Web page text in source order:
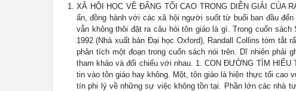
XÃ HỘI HỌC VỀ ĐẤNG TỐI CAO TRONG DIỄN GIẢI CỦA
ẩn, đồng hành với các xã hội người suốt từ buổi ban đầu
vẫn không thôi đặt ra câu hỏi tôn giáo là gì. Trong cuốn
1992 (Nhà xuất bản Đại học Oxford), Randall Collins tóm
phân tích một đoạn trong cuốn sách nói trên. Dĩ nhiên phải
tham khảo và đối chiếu với nhau. 1. CON ĐƯỜNG TÌM HIỂU
tin vào tôn giáo hay không. Một, tôn giáo là hiện thực tối
tín phi lý về những sự việc không tồn tại. Phần lớn các nhà